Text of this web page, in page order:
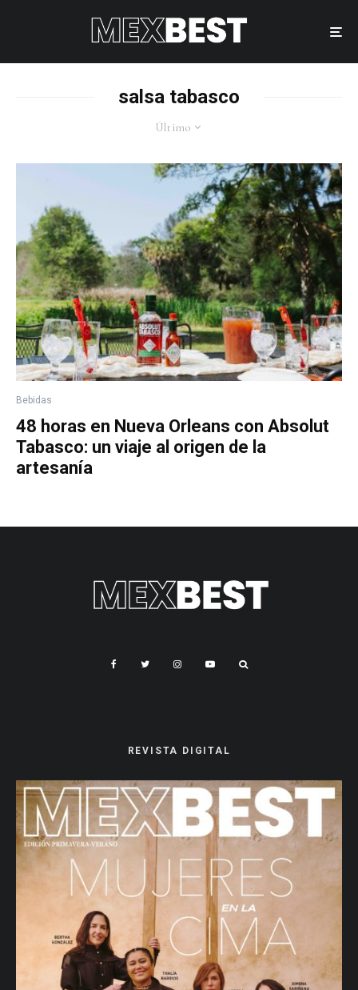
salsa tabasco
Último
Bebidas
48 horas en Nueva Orleans con Absolut
Tabasco: un viaje al origen de la
artesanía
REVISTA DIGITAL